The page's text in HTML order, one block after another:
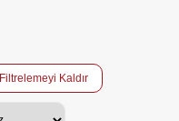
Filtrelemeyi Kaldır